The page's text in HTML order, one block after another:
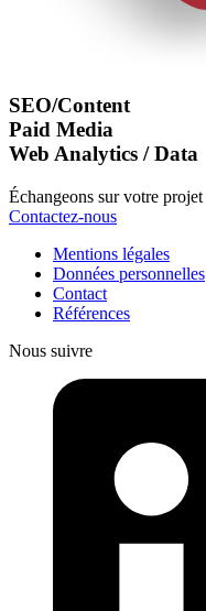
SEO/Content
Paid Media
Web Analytics / Data
Échangeons sur votre projet
Contactez-nous
Mentions légales
Données personnelles
Contact
Références
Nous suivre